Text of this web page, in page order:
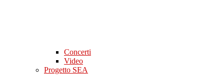
Concerti
Video
Progetto SEA